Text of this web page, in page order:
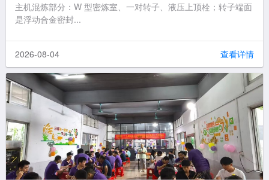
主机混炼部分：W 型密炼室、一对转子、液压上顶栓；转子端面
是浮动合金密封...
2026-08-04 查看详情